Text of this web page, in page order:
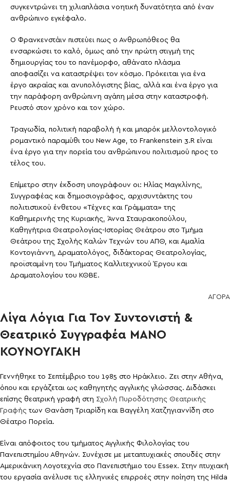
συγκεντρώνει τη χιλιαπλάσια νοητική δυνατότητα από έναν
ανθρώπινο εγκέφαλο.
Ο Φρανκενστάιν πιστεύει πως ο Ανθρωπόθεος θα
ενσαρκώσει το καλό, όμως από την πρώτη στιγμή της
δημιουργίας του το πανέμορφο, αθάνατο πλάσμα
αποφασίζει να καταστρέψει τον κόσμο. Πρόκειται για ένα
έργο ακραίας και ανυπολόγιστης βίας, αλλά και ένα έργο για
την παράφορη ανθρώπινη αγάπη μέσα στην καταστροφή.
Ρευστό στον χρόνο και τον χώρο.
Τραγωδία, πολιτική παραβολή ή και μπαρόκ μελλοντολογικό
ρομαντικό παραμύθι του New Age, το Frankenstein 3.R είναι
ένα έργο για την πορεία του ανθρώπινου πολιτισμού προς το
τέλος του.
Επίμετρο στην έκδοση υπογράφουν οι: Ηλίας Μαγκλίνης,
Συγγραφέας και δημοσιογράφος, αρχισυντάκτης του
πολιτιστικού ένθετου «Τέχνες και Γράμματα» της
Καθημερινής της Κυριακής, Άννα Σταυρακοπούλου,
Καθηγήτρια Θεατρολογίας-Ιστορίας Θεάτρου στο Τμήμα
Θεάτρου της Σχολής Καλών Τεχνών του ΑΠΘ, και Αμαλία
Κοντογιάννη, Δραματολόγος, διδάκτορας Θεατρολογίας,
προϊσταμένη του Τμήματος Καλλιτεχνικού Έργου και
Δραματολογίου του ΚΘΒΕ.
ΑΓΟΡΑ
Λίγα Λόγια Για Τον Συντονιστή &
Θεατρικό Συγγραφέα ΜΑΝΟ
ΚΟΥΝΟΥΓΑΚΗ
Γεννήθηκε το Σεπτέμβριο του 1985 στο Ηράκλειο. Ζει στην Αθήνα,
όπου και εργάζεται ως καθηγητής αγγλικής γλώσσας. Διδάσκει
επίσης θεατρική γραφή στη Σχολή Πυροδότησης Θεατρικής
Γραφής των Θανάση Τριαρίδη και Βαγγέλη Χατζηγιαννίδη στο
Θέατρο Πορεία.
Είναι απόφοιτος του τμήματος Αγγλικής Φιλολογίας του
Πανεπιστημίου Αθηνών. Συνέχισε με μεταπτυχιακές σπουδές στην
Αμερικάνικη Λογοτεχνία στο Πανεπιστήμιο του Essex. Στην πτυχιακή
του εργασία ανέλυσε τις ελληνικές επιρροές στην ποίηση της Hilda